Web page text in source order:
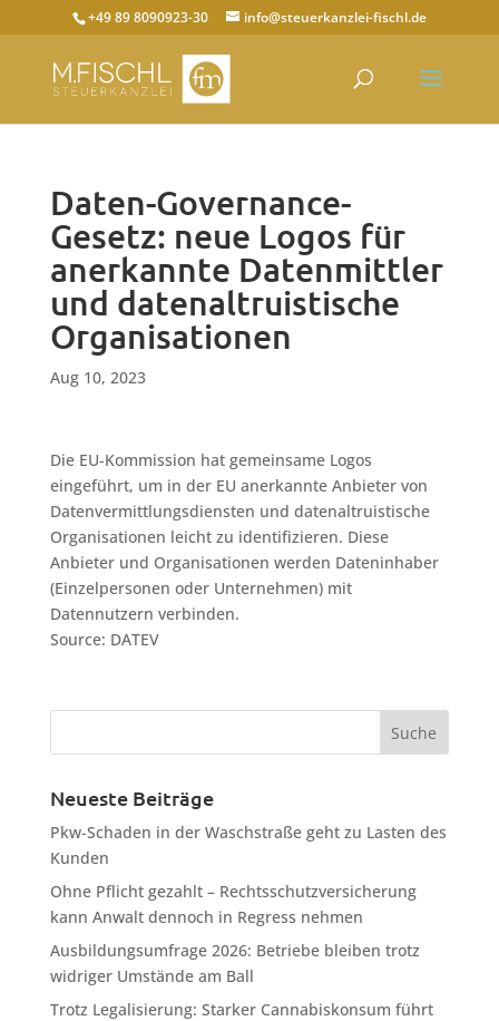
+49 89 8090923-30 info@steuerkanzlei-fischl.de
Daten-Governance-
Gesetz: neue Logos für
anerkannte Datenmittler
und datenaltruistische
Organisationen
Aug 10, 2023
Die EU-Kommission hat gemeinsame Logos
eingeführt, um in der EU anerkannte Anbieter von
Datenvermittlungsdiensten und datenaltruistische
Organisationen leicht zu identifizieren. Diese
Anbieter und Organisationen werden Dateninhaber
(Einzelpersonen oder Unternehmen) mit
Datennutzern verbinden.
Source: DATEV
Neueste Beiträge
Pkw-Schaden in der Waschstraße geht zu Lasten des
Kunden
Ohne Pflicht gezahlt – Rechtsschutzversicherung
kann Anwalt dennoch in Regress nehmen
Ausbildungsumfrage 2026: Betriebe bleiben trotz
widriger Umstände am Ball
Trotz Legalisierung: Starker Cannabiskonsum führt